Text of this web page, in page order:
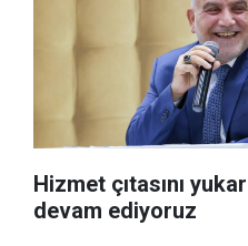
Hizmet çıtasını
devam ediyoruz